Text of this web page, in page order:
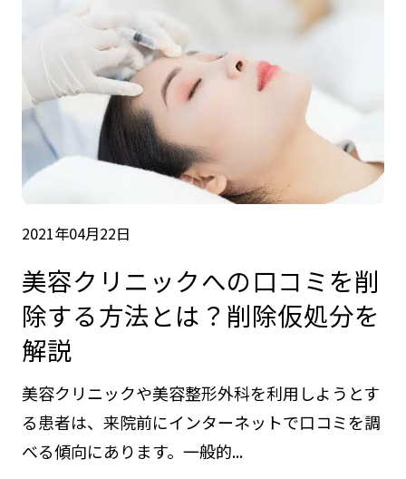
2021年04月22日
美容クリニックへの口コミを削
除する方法とは？削除仮処分を
解説
美容クリニックや美容整形外科を利用しようとす
る患者は、来院前にインターネットで口コミを調
べる傾向にあります。一般的...